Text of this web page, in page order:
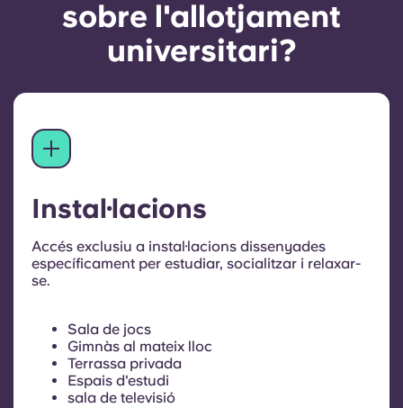
sobre l'allotjament
universitari?
Instal·lacions
Accés exclusiu a instal·lacions dissenyades
específicament per estudiar, socialitzar i relaxar-
se.
Sala de jocs
Gimnàs al mateix lloc
Terrassa privada
Espais d'estudi
sala de televisió